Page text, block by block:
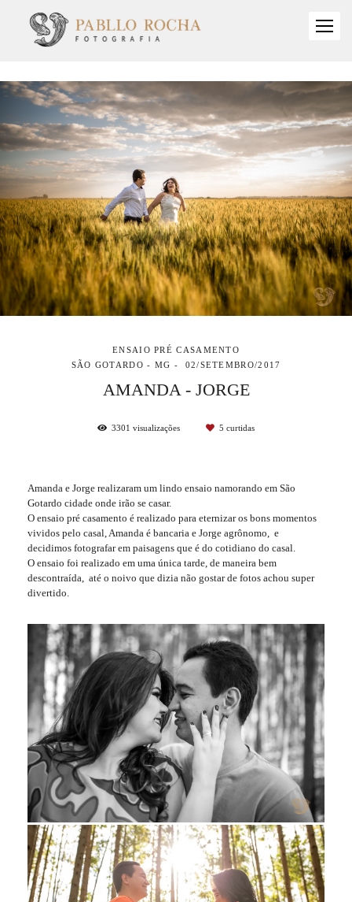
ENSAIO PRÉ CASAMENTO
SÃO GOTARDO - MG
02/SETEMBRO/2017
AMANDA - JORGE
3301 visualizações 5 curtidas
Amanda e Jorge realizaram um lindo ensaio namorando em São
Gotardo cidade onde irão se casar.
O ensaio pré casamento é realizado para eternizar os bons momentos
vividos pelo casal, Amanda é bancaria e Jorge agrônomo, e
decidimos fotografar em paisagens que é do cotidiano do casal.
O ensaio foi realizado em uma única tarde, de maneira bem
descontraída, até o noivo que dizia não gostar de fotos achou super
divertido.